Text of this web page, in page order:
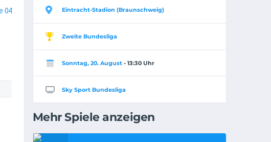
Eintracht-Stadion (Braunschweig)
Zweite Bundesliga
Sonntag, 20. August- 13:30 Uhr
Sky Sport Bundesliga
Mehr Spiele anzeigen